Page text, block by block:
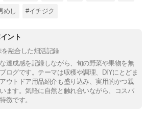
めし #イチジク
ント
を融合した畑活記録
達成感を記録しながら、旬の野菜や果物を無
ログです。テーマは収穫や調理、DIYにとどま
ウトドア用品紹介も盛り込み、実用的かつ親
ます。気軽に自然と触れ合いながら、コスパ
徴です。